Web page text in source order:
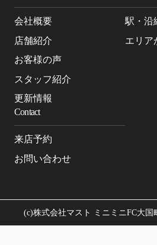
会社概要
店舗紹介
お客様の声
スタッフ紹介
更新情報
駅・沿
エリア
Contact
来店予約
お問い合わせ
(c)株式会社マスト ミニミニFC大国